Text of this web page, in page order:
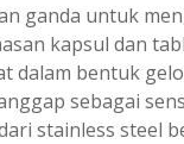
ganda untuk
kapsul dan
dalam bentuk
sebagai
stainless steel